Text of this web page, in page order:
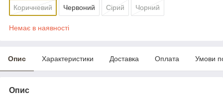
Коричневий Червоний Сірий Чорний
Немає в наявності
Опис Характеристики Доставка Оплата Умови
Опис